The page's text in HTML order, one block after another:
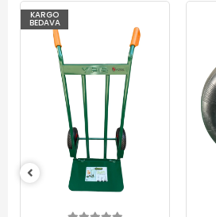
KARGO
BEDAVA